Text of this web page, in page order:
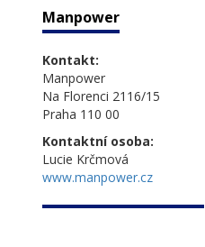
Manpower
Kontakt:
Manpower
Na Florenci 2116/15
Praha 110 00
Kontaktní osoba:
Lucie Krčmová
www.manpower.cz